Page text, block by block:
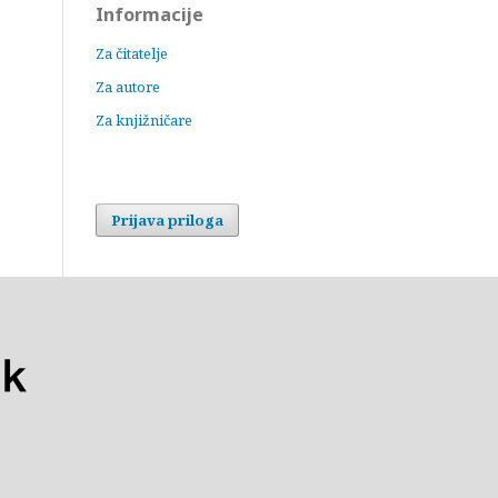
Informacije
Za čitatelje
Za autore
Za knjižničare
Prijava priloga